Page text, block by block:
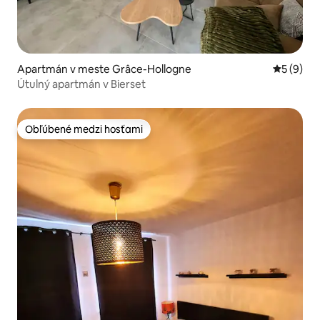
Apartmán v meste Grâce-Hollogne
5 (9)
Útulný apartmán v Bierset
Obľúbené medzi hosťami
Obľúbené medzi hosťami